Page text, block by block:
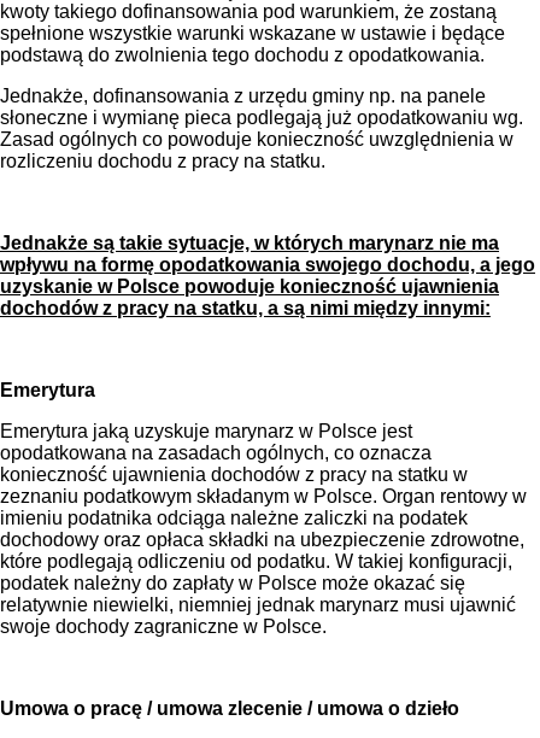
kwoty takiego dofinansowania pod warunkiem, że zostaną
spełnione wszystkie warunki wskazane w ustawie i będące
podstawą do zwolnienia tego dochodu z opodatkowania.
Jednakże, dofinansowania z urzędu gminy np. na panele
słoneczne i wymianę pieca podlegają już opodatkowaniu wg.
Zasad ogólnych co powoduje konieczność uwzględnienia w
rozliczeniu dochodu z pracy na statku.
Jednakże są takie sytuacje, w których marynarz nie ma
wpływu na formę opodatkowania swojego dochodu, a jego
uzyskanie w Polsce powoduje konieczność ujawnienia
dochodów z pracy na statku, a są nimi między innymi:
Emerytura
Emerytura jaką uzyskuje marynarz w Polsce jest
opodatkowana na zasadach ogólnych, co oznacza
konieczność ujawnienia dochodów z pracy na statku w
zeznaniu podatkowym składanym w Polsce. Organ rentowy w
imieniu podatnika odciąga należne zaliczki na podatek
dochodowy oraz opłaca składki na ubezpieczenie zdrowotne,
które podlegają odliczeniu od podatku. W takiej konfiguracji,
podatek należny do zapłaty w Polsce może okazać się
relatywnie niewielki, niemniej jednak marynarz musi ujawnić
swoje dochody zagraniczne w Polsce.
Umowa o pracę / umowa zlecenie / umowa o dzieło